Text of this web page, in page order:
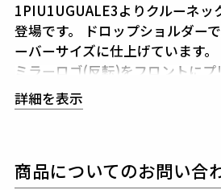
1PIU1UGUALE3よりクルーネッ
登場です。
ドロップショルダー
ーバーサイズに仕上げています。
ミラーロゴ(反転)をフロントにプ
ています。
素材
詳細を表示
商品についてのお問い合